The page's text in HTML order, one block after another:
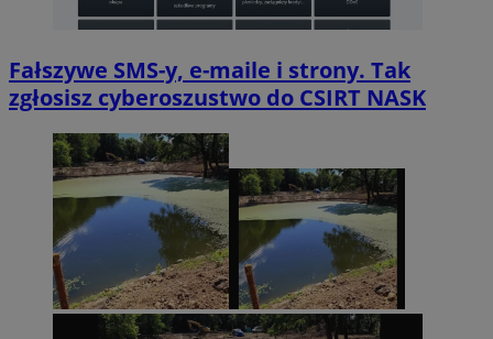
Fałszywe SMS-y, e-maile i strony. Tak
zgłosisz cyberoszustwo do CSIRT NASK